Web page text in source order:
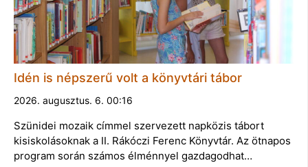
Idén is népszerű volt a könyvtári tábor
2026. augusztus. 6. 00:16
Szünidei mozaik címmel szervezett napközis tábort
kisiskolásoknak a II. Rákóczi Ferenc Könyvtár. Az ötnapos
program során számos élménnyel gazdagodhat…